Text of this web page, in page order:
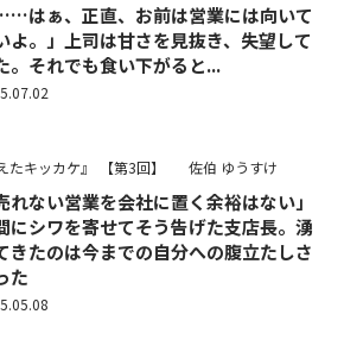
はぁ、正直、お前は営業には向いて
よ。」上司は甘さを見抜き、失望して
。それでも食い下がると...
たキッカケ』 【第3回】 佐伯 ゆうすけ
れない営業を会社に置く余裕はない」
にシワを寄せてそう告げた支店長。湧
きたのは今までの自分への腹立たしさ
た